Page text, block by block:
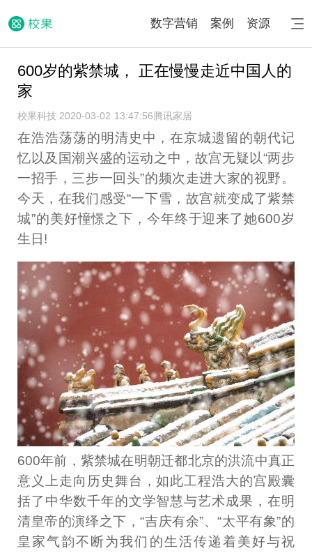
数字营销 案例 资源
600岁的紫禁城， 正在慢慢走近中国人的
家
校果科技 2020-03-02 13:47:56腾讯家居
在浩浩荡荡的明清史中，在京城遗留的朝代记
忆以及国潮兴盛的运动之中，故宫无疑以“两步
一招手，三步一回头”的频次走进大家的视野。
今天，在我们感受“一下雪，故宫就变成了紫禁
城”的美好憧憬之下，今年终于迎来了她600岁
生日!
600年前，紫禁城在明朝迁都北京的洪流中真正
意义上走向历史舞台，如此工程浩大的宫殿囊
括了中华数千年的文学智慧与艺术成果，在明
清皇帝的演绎之下，“吉庆有余”、“太平有象”的
皇家气韵不断为我们的生活传递着美好与祝